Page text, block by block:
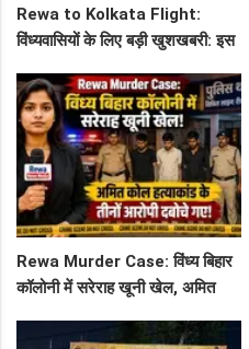
Rewa to Kolkata Flight:
विंध्यवासियों के लिए बड़ी खुशखबरी: इस
फ्लाइट, जानें पूरा रूट!
Rewa Murder Case: विंध्य बिहार
कॉलोनी में सरेराह खूनी खेल, अमित